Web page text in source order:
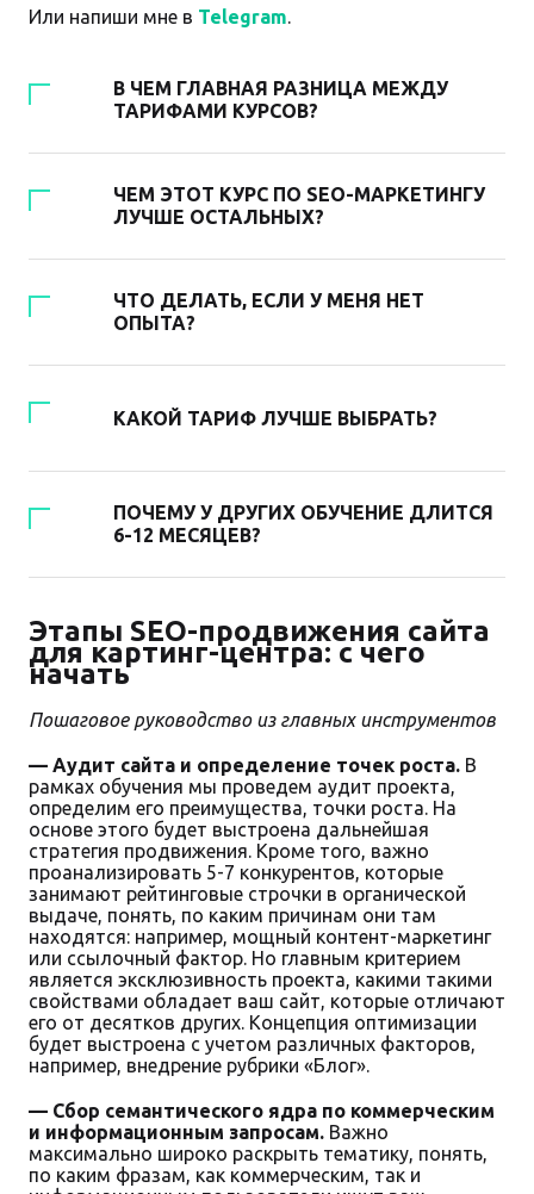
Или напиши мне в Telegram.
В ЧЕМ ГЛАВНАЯ РАЗНИЦА МЕЖДУ
ТАРИФАМИ КУРСОВ?
ЧЕМ ЭТОТ КУРС ПО SEO-МАРКЕТИНГУ
ЛУЧШЕ ОСТАЛЬНЫХ?
ЧТО ДЕЛАТЬ, ЕСЛИ У МЕНЯ НЕТ
ОПЫТА?
КАКОЙ ТАРИФ ЛУЧШЕ ВЫБРАТЬ?
ПОЧЕМУ У ДРУГИХ ОБУЧЕНИЕ ДЛИТСЯ
6-12 МЕСЯЦЕВ?
Этапы SEO-продвижения сайта
для картинг-центра: с чего
начать
Пошаговое руководство из главных инструментов
— Аудит сайта и определение точек роста. В
рамках обучения мы проведем аудит проекта,
определим его преимущества, точки роста. На
основе этого будет выстроена дальнейшая
стратегия продвижения. Кроме того, важно
проанализировать 5-7 конкурентов, которые
занимают рейтинговые строчки в органической
выдаче, понять, по каким причинам они там
находятся: например, мощный контент-маркетинг
или ссылочный фактор. Но главным критерием
является эксклюзивность проекта, какими такими
свойствами обладает ваш сайт, которые отличают
его от десятков других. Концепция оптимизации
будет выстроена с учетом различных факторов,
например, внедрение рубрики «Блог».
— Сбор семантического ядра по коммерческим
и информационным запросам. Важно
максимально широко раскрыть тематику, понять,
по каким фразам, как коммерческим, так и